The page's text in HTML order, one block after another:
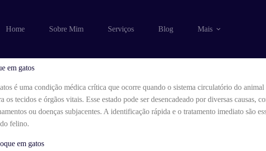
Home Sobre Mim Serviços Blog Mais
de choque em gatos
em gatos
é uma condição médica crítica que ocorre quando o sistema circulatório do
os tecidos e órgãos vitais. Esse estado pode ser desencadeado por diversas causas,
ou doenças subjacentes. A identificação rápida e o tratamento imediato são
felino.
em gatos